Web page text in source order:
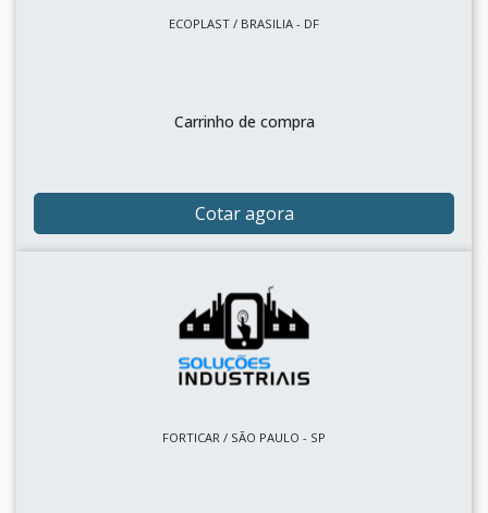
ECOPLAST / BRASILIA - DF
Carrinho de compra
Cotar agora
FORTICAR / SÃO PAULO - SP